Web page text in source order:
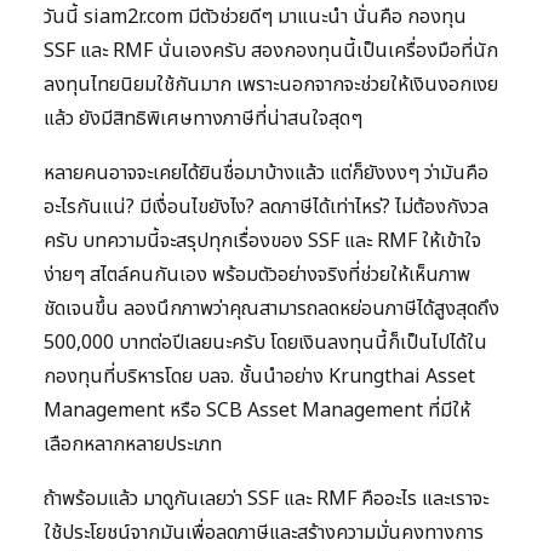
วันนี้ siam2r.com มีตัวช่วยดีๆ มาแนะนำ นั่นคือ กองทุน
SSF และ RMF นั่นเองครับ สองกองทุนนี้เป็นเครื่องมือที่นัก
ลงทุนไทยนิยมใช้กันมาก เพราะนอกจากจะช่วยให้เงินงอกเงย
แล้ว ยังมีสิทธิพิเศษทางภาษีที่น่าสนใจสุดๆ
หลายคนอาจจะเคยได้ยินชื่อมาบ้างแล้ว แต่ก็ยังงงๆ ว่ามันคือ
อะไรกันแน่? มีเงื่อนไขยังไง? ลดภาษีได้เท่าไหร่? ไม่ต้องกังวล
ครับ บทความนี้จะสรุปทุกเรื่องของ SSF และ RMF ให้เข้าใจ
ง่ายๆ สไตล์คนกันเอง พร้อมตัวอย่างจริงที่ช่วยให้เห็นภาพ
ชัดเจนขึ้น ลองนึกภาพว่าคุณสามารถลดหย่อนภาษีได้สูงสุดถึง
500,000 บาทต่อปีเลยนะครับ โดยเงินลงทุนนี้ก็เป็นไปได้ใน
กองทุนที่บริหารโดย บลจ. ชั้นนำอย่าง Krungthai Asset
Management หรือ SCB Asset Management ที่มีให้
เลือกหลากหลายประเภท
ถ้าพร้อมแล้ว มาดูกันเลยว่า SSF และ RMF คืออะไร และเราจะ
ใช้ประโยชน์จากมันเพื่อลดภาษีและสร้างความมั่นคงทางการ